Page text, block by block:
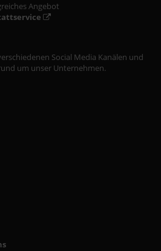
Angebot
Social Media Kanälen und
um unser Unternehmen.